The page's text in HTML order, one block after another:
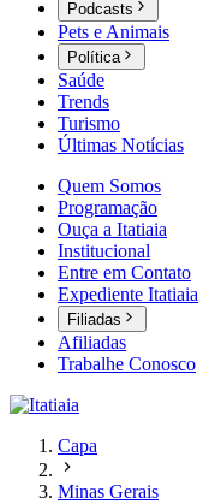
Podcasts
Pets e Animais
Política
Saúde
Trends
Turismo
Últimas Notícias
Quem Somos
Programação
Ouça a Itatiaia
Institucional
Entre em Contato
Expediente Itatiaia
Filiadas
Afiliadas
Trabalhe Conosco
Capa
Minas Gerais